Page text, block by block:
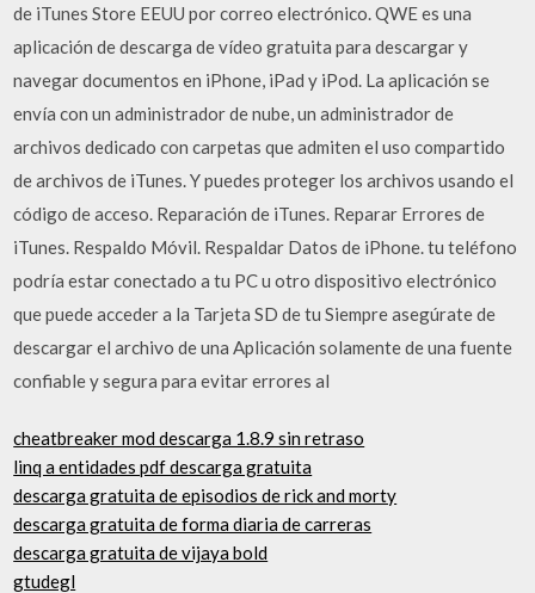
de iTunes Store EEUU por correo electrónico. QWE es una
aplicación de descarga de vídeo gratuita para descargar y
navegar documentos en iPhone, iPad y iPod. La aplicación se
envía con un administrador de nube, un administrador de
archivos dedicado con carpetas que admiten el uso compartido
de archivos de iTunes. Y puedes proteger los archivos usando el
código de acceso. Reparación de iTunes. Reparar Errores de
iTunes. Respaldo Móvil. Respaldar Datos de iPhone. tu teléfono
podría estar conectado a tu PC u otro dispositivo electrónico
que puede acceder a la Tarjeta SD de tu Siempre asegúrate de
descargar el archivo de una Aplicación solamente de una fuente
confiable y segura para evitar errores al
cheatbreaker mod descarga 1.8.9 sin retraso
linq a entidades pdf descarga gratuita
descarga gratuita de episodios de rick and morty
descarga gratuita de forma diaria de carreras
descarga gratuita de vijaya bold
gtudegl